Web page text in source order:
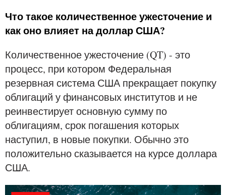
Что такое количественное ужесточение и
как оно влияет на доллар США?
Количественное ужесточение (QT) - это
процесс, при котором Федеральная
резервная система США прекращает покупку
облигаций у финансовых институтов и не
реинвестирует основную сумму по
облигациям, срок погашения которых
наступил, в новые покупки. Обычно это
положительно сказывается на курсе доллара
США.